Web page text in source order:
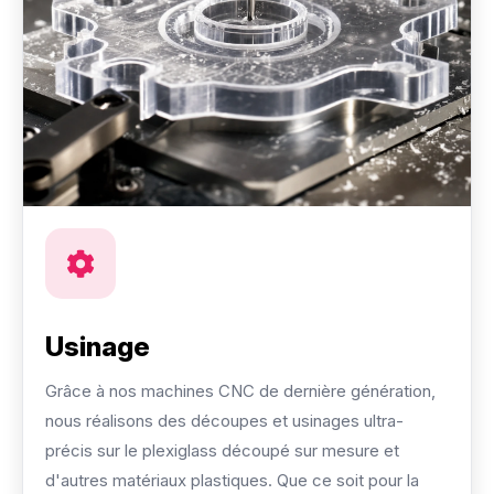
Usinage
Grâce à nos machines CNC de dernière génération,
nous réalisons des découpes et usinages ultra-
précis sur le plexiglass découpé sur mesure et
d'autres matériaux plastiques. Que ce soit pour la